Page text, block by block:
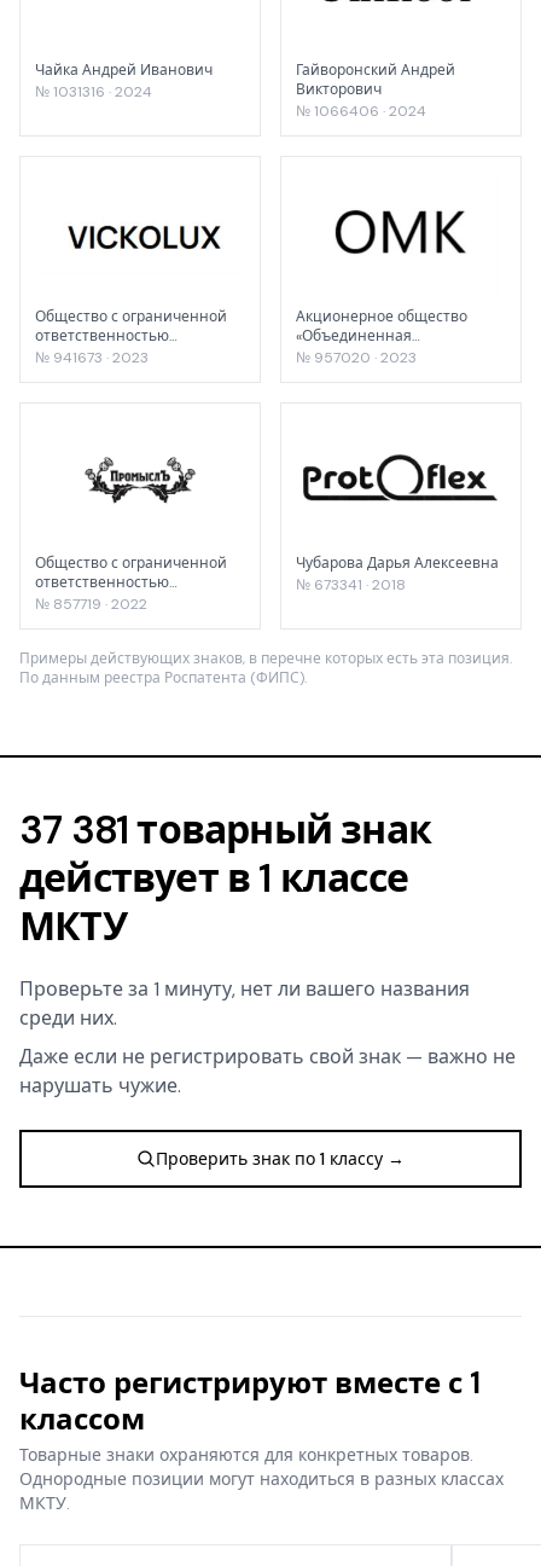
Чайка Андрей Иванович
№ 1031316 · 2024
Гайворонский Андрей
Викторович
№ 1066406 · 2024
Общество с ограниченной
ответственностью
"АНИРПРОМ"
№ 941673 · 2023
Акционерное общество
«Объединенная
металлургическая
№ 957020 · 2023
Общество с ограниченной
ответственностью
"АРТОПТИМА"
№ 857719 · 2022
Чубарова Дарья Алексеевна
№ 673341 · 2018
Примеры действующих знаков, в перечне которых есть эта позиция.
По данным реестра Роспатента (ФИПС).
37 381 товарный знак
действует в 1 классе
МКТУ
Проверьте за 1 минуту, нет ли вашего названия
среди них.
Даже если не регистрировать свой знак — важно не
нарушать чужие.
Проверить знак по 1 классу →
Часто регистрируют вместе с 1
классом
Товарные знаки охраняются для конкретных товаров.
Однородные позиции могут находиться в разных классах
МКТУ.